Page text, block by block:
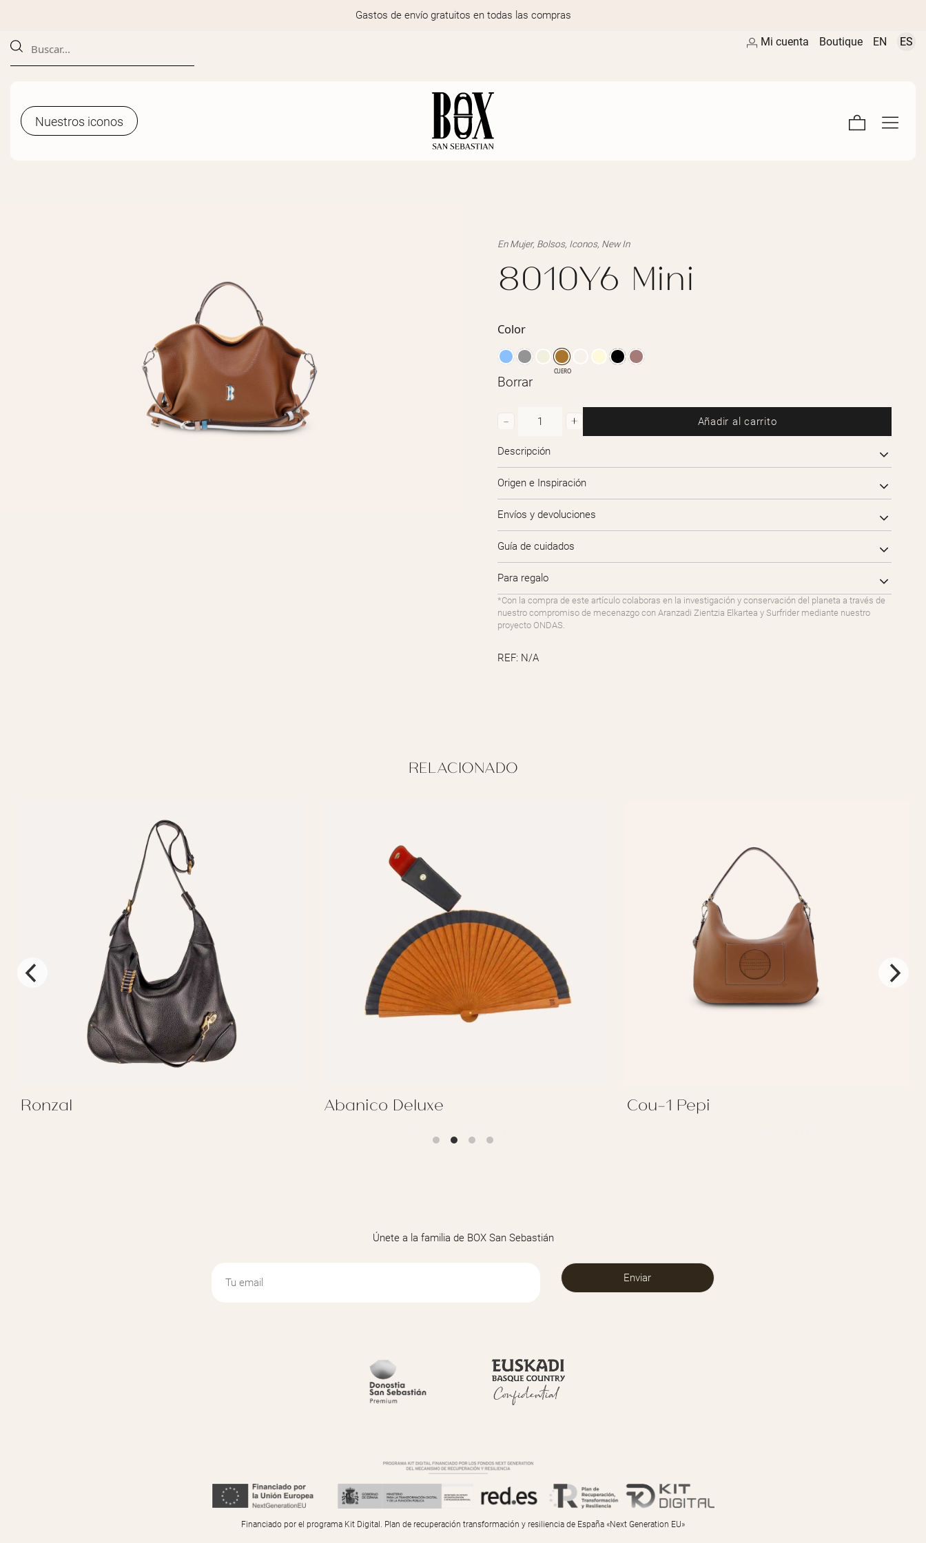
Gastos de envío gratuitos en todas las compras
Mi cuenta Boutique EN ES
Nuestros iconos
Nuestros iconos
EnMujer, Bolsos, Iconos, New In
8010Y6 Mini
Color
CUERO
Borrar
Mini
Añadir al carrito
Descripción
Origen e Inspiración
Envíos y devoluciones
Guía de cuidados
Para regalo
*Con la compra de este artículo colaboras en la investigación y conservación del planeta a través de
nuestro compromiso de mecenazgo con Aranzadi Zientzia Elkartea y Surfrider mediante nuestro
proyecto ONDAS.
REF: N/A
RELACIONADO
Ronzal Abanico Deluxe Cou-1 Pepi
Únete a la familia de BOX San Sebastián
Financiado por el programa Kit Digital. Plan de recuperación transformación y resiliencia de España «Next Generation EU»